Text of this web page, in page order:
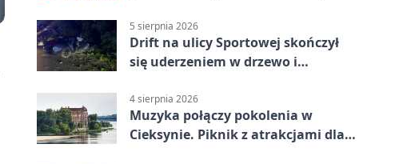
5 sierpnia 2026
Drift na ulicy Sportowej skończył
się uderzeniem w drzewo i
4 sierpnia 2026
Muzyka połączy pokolenia w
Cieksynie. Piknik z atrakcjami dla